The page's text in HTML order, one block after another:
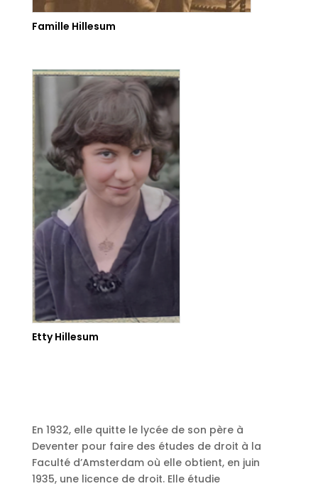
Famille Hillesum
Etty Hillesum
En 1932, elle quitte le lycée de son père à
Deventer pour faire des études de droit à la
Faculté d’Amsterdam où elle obtient, en juin
1935, une licence de droit. Elle étudie